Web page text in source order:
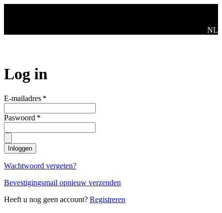
NL
Log in
E-mailadres *
Paswoord *
Inloggen
Wachtwoord vergeten?
Bevestigingsmail opnieuw verzenden
Heeft u nog geen account? Registreren